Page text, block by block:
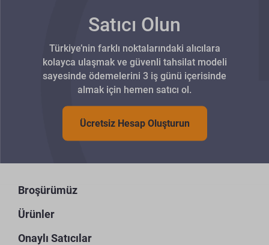
Satıcı Olun
Türkiye’nin farklı noktalarındaki alıcılara
kolayca ulaşmak ve güvenli tahsilat modeli
sayesinde ödemelerini 3 iş günü içerisinde
almak için hemen satıcı ol.
Ücretsiz Hesap Oluşturun
Broşürümüz
Ürünler
Onaylı Satıcılar